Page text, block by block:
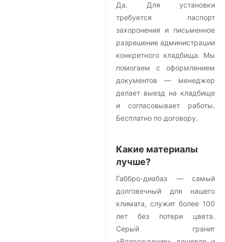
Да. Для установки
требуется паспорт
захоронения и письменное
разрешение администрации
конкретного кладбища. Мы
помогаем с оформлением
документов — менеджер
делает выезд на кладбище
и согласовывает работы.
Бесплатно по договору.
Какие материалы
лучше?
Габбро-диабаз — самый
долговечный для нашего
климата, служит более 100
лет без потери цвета.
Серый гранит